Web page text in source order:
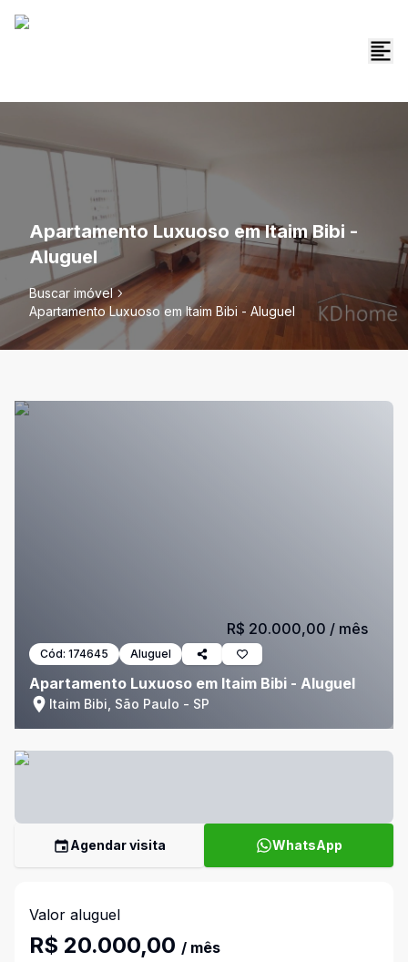
Apartamento Luxuoso em Itaim Bibi -
Aluguel
Buscar imóvel
Apartamento Luxuoso em Itaim Bibi - Aluguel
Cód: 174645 Aluguel
Apartamento Luxuoso em Itaim Bibi - Aluguel
Itaim Bibi, São Paulo - SP
R$ 20.000,00 / mês
Agendar visita WhatsApp
Valor aluguel
R$ 20.000,00 / mês